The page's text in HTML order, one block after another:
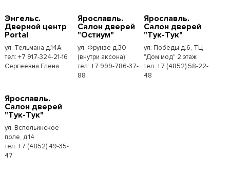
Энгельс.
Дверной центр
Portal
ул. Тельмана д.14А
тел: +7 917-324-21-16
Сергеевна Елена
Ярославль.
Салон дверей
"Остиум"
ул. Фрунзе д.30
(внутри аксона)
тел: +7 999-786-37-
88
Ярославль.
Салон дверей
"Тук-Тук"
ул. Победы д.6, ТЦ
"Дом мод" 2 этаж
тел: +7 (4852) 58-22-
48
Ярославль.
Салон дверей
"Тук-Тук"
ул. Вспольинское
поле, д.14
тел: +7 (4852) 49-35-
47